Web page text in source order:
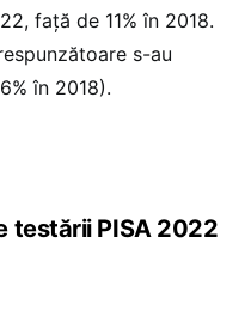
față de 11% în 2018.
s-au
în 2018).
testării PISA 2022